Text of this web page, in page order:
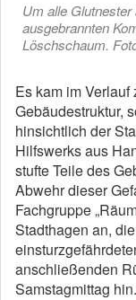
Um alle
ausgebrannten
Löschschaum.
Es kam im
Gebäudestruktur,
hinsichtlich der
Hilfswerks aus
stufte Teile des
Abwehr dieser
Fachgruppe
Stadthagen an,
anschließenden
Samstagmittag hin.